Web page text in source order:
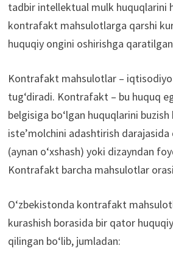
tadbir intellektual mulk huquqlarini
kontrafakt mahsulotlarga qarshi
huquqiy ongini oshirishga
Kontrafakt mahsulotlar –
tug‘diradi. Kontrafakt – bu huquq
belgisiga bo‘lgan huquqlarini buzish
isteʼmolchini adashtirish darajasida
(aynan o‘xshash) yoki dizayndan
Kontrafakt barcha mahsulotlar
O‘zbekistonda kontrafakt
kurashish borasida bir qator
qilingan bo‘lib, jumladan: